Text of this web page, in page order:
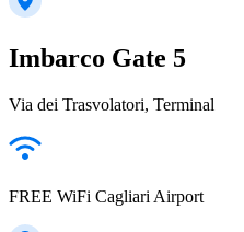
Imbarco Gate 5
Via dei Trasvolatori, Terminal
FREE WiFi Cagliari Airport